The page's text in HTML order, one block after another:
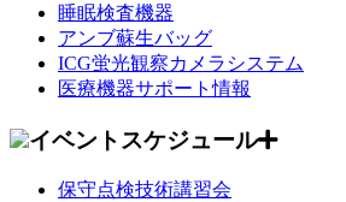
睡眠検査機器
アンブ蘇生バッグ
ICG蛍光観察カメラシステム
医療機器サポート情報
イベントスケジュール
保守点検技術講習会